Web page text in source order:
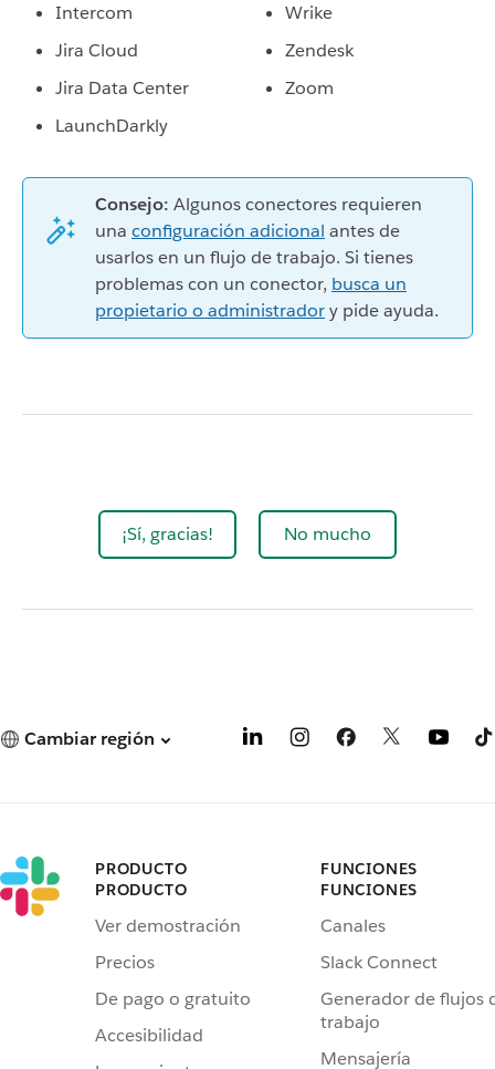
Intercom
Jira Cloud
Jira Data Center
LaunchDarkly
Wrike
Zendesk
Zoom
Consejo: Algunos conectores requieren
una configuración adicional antes de
usarlos en un flujo de trabajo. Si tienes
problemas con un conector, busca un
propietario o administradory pide ayuda.
¡Sí, gracias! No mucho
Cambiar región
PRODUCTO
PRODUCTO
Ver demostración
Precios
De pago o gratuito
Accesibilidad
FUNCIONES
FUNCIONES
Canales
Slack Connect
Generador de flujos
trabajo
Mensajería